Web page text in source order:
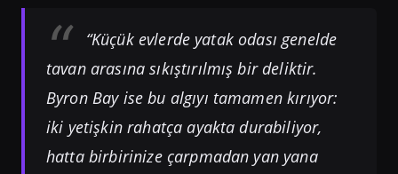
“Küçük evlerde yatak odası genelde
tavan arasına sıkıştırılmış bir deliktir.
Byron Bay ise bu algıyı tamamen kırıyor:
iki yetişkin rahatça ayakta durabiliyor,
hatta birbirinize çarpmadan yan yana